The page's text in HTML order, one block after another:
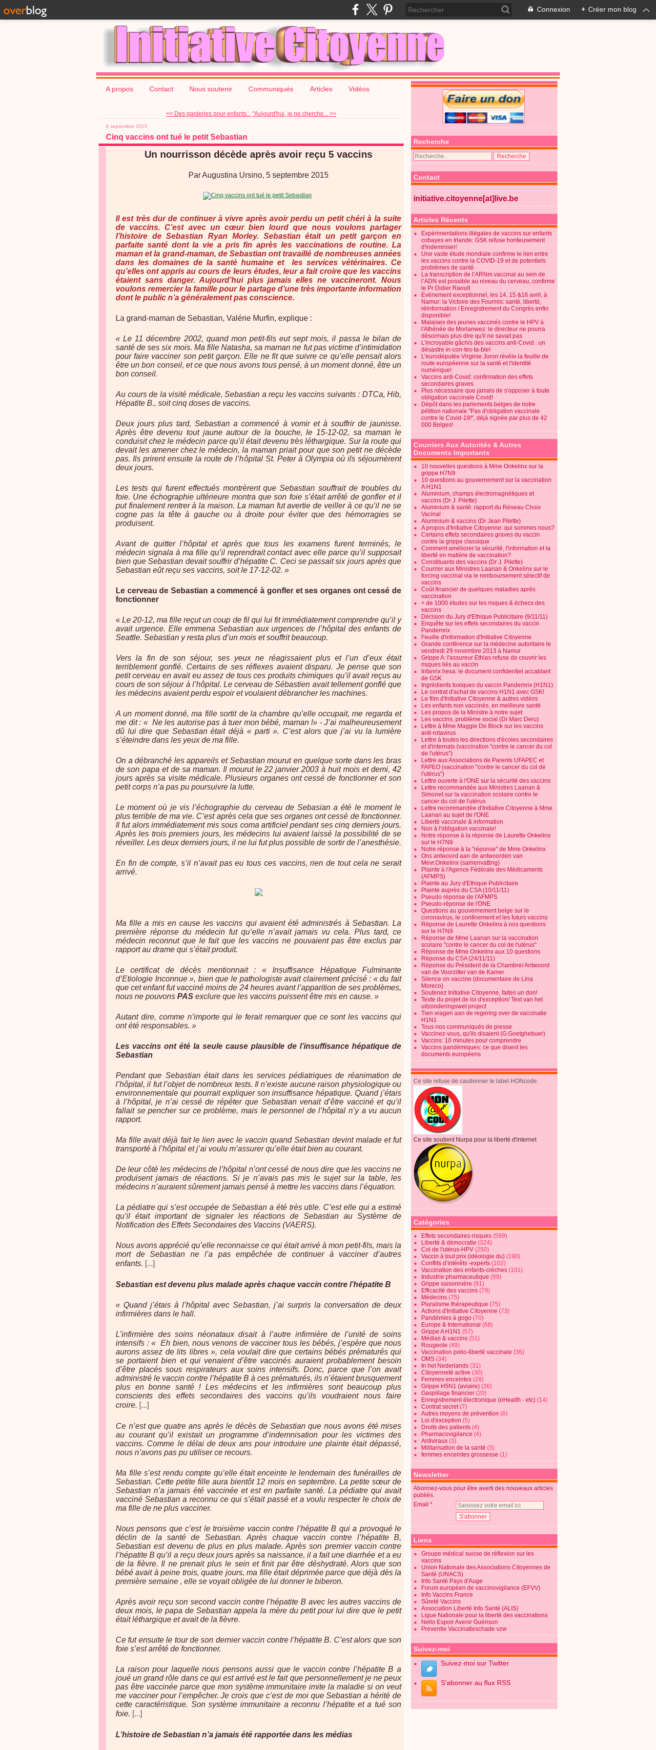
Connexion + Créer mon blog
A propos Contact Nous soutenir Communiqués Articles Vidéos
<< Des garderies pour enfants... "Aujourd'hui, je ne cherche... >>
6 septembre 2015
Cinq vaccins ont tué le petit Sebastian
Un nourrisson décède après avoir reçu 5 vaccins
Par Augustina Ursino, 5 septembre 2015
Il est très dur de continuer à vivre après avoir perdu un petit chéri à la suite
de vaccins. C’est avec un cœur bien lourd que nous voulons partager
l’histoire de Sebastian Ryan Morley. Sebastian était un petit garçon en
parfaite santé dont la vie a pris fin après les vaccinations de routine. La
maman et la grand-maman, de Sebastian ont travaillé de nombreuses années
dans les domaines de la santé humaine et les services vétérinaires. Ce
qu’elles ont appris au cours de leurs études, leur a fait croire que les vaccins
étaient sans danger. Aujourd’hui plus jamais elles ne vaccineront. Nous
voulons remercier la famille pour le partage d’une très importante information
dont le public n’a généralement pas conscience.
La grand-maman de Sebastian, Valérie Murfin, explique :
« Le 11 décembre 2002, quand mon petit-fils eut sept mois, il passa le bilan de
santé de ses six mois. Ma fille Natasha, sa maman ne fut pas victime d’intimidation
pour faire vacciner son petit garçon. Elle ne fit que suivre ce qu’elle pensait alors
être un bon conseil, et ce que nous avons tous pensé, à un moment donné, être un
bon conseil.
Au cours de la visité médicale, Sebastian a reçu les vaccins suivants : DTCa, Hib,
Hépatite B., soit cinq doses de vaccins.
Deux jours plus tard, Sebastian a commencé à vomir et à souffrir de jaunisse.
Après être devenu tout jaune autour de la bouche, le 15-12-02, sa maman le
conduisit chez le médecin parce qu’il était devenu très léthargique. Sur la route qui
devait les amener chez le médecin, la maman priait pour que son petit ne décède
pas. Ils prirent ensuite la route de l’hôpital St. Peter à Olympia où ils séjournèrent
deux jours.
Les tests qui furent effectués montrèrent que Sebastian souffrait de troubles du
foie. Une échographie ultérieure montra que son foie s’était arrêté de gonfler et il
put finalement rentrer à la maison. La maman fut avertie de veiller à ce qu’il ne se
cogne pas la tête à gauche ou à droite pour éviter que des hémorragies se
produisent.
Avant de quitter l’hôpital et après que tous les examens furent terminés, le
médecin signala à ma fille qu’il reprendrait contact avec elle parce qu’il supposait
bien que Sebastian devait souffrir d’hépatite C. Ceci se passait six jours après que
Sebastian eût reçu ses vaccins, soit le 17-12-02. »
Le cerveau de Sebastian a commencé à gonfler et ses organes ont cessé de
fonctionner
«Le 20-12, ma fille reçut un coup de fil qui lui fit immédiatement comprendre qu’il y
avait urgence. Elle emmena Sebastian aux urgences de l’hôpital des enfants de
Seattle. Sebastian y resta plus d’un mois et souffrit beaucoup.
Vers la fin de son séjour, ses yeux ne réagissaient plus et l’un d’eux était
terriblement gonflé. Certains de ses réflexes avaient disparu. Je pense que son
petit cerveau en avait eu assez de tous ces produits chimiques qu’il avait reçus au
cours de son séjour à l’hôpital. Le cerveau de Sébastien avait tellement gonflé que
les médecins avaient perdu espoir et voulaient débrancher les machines.
A un moment donné, ma fille sortit de la chambre qu’elle occupait, me regarda et
me dit : « Ne les autorise pas à tuer mon bébé, maman !» - J’ai malheureusement
dû lui dire que Sebastian était déjà « parti ». C’est alors que j’ai vu la lumière
s’éteindre dans les yeux de ma fille.
On a débranché les appareils et Sebastian mourut en quelque sorte dans les bras
de son papa et de sa maman. Il mourut le 22 janvier 2003 à huit mois et demi, 42
jours après sa visite médicale. Plusieurs organes ont cessé de fonctionner et son
petit corps n’a pas pu poursuivre la lutte.
Le moment où je vis l’échographie du cerveau de Sebasian a été le moment le
plus terrible de ma vie. C’est après cela que ses organes ont cessé de fonctionner.
Il fut alors immédiatement mis sous coma artificiel pendant ses cinq derniers jours.
Après les trois premiers jours, les médecins lui avaient laissé la possibilité de se
réveiller. Les deux derniers jours, il ne lui fut plus possible de sortir de l’anesthésie.
En fin de compte, s’il n’avait pas eu tous ces vaccins, rien de tout cela ne serait
arrivé.
Ma fille a mis en cause les vaccins qui avaient été administrés à Sebastian. La
première réponse du médecin fut qu’elle n’avait jamais vu cela. Plus tard, ce
médecin reconnut que le fait que les vaccins ne pouvaient pas être exclus par
rapport au drame qui s’était produit.
Le certificat de décès mentionnait : « Insuffisance Hépatique Fulminante
d’Etiologie Inconnue », bien que le pathologiste avait clairement précisé : « du fait
que cet enfant fut vacciné moins de 24 heures avant l’apparition de ses problèmes,
nous ne pouvons PAS exclure que les vaccins puissent être mis en cause. »
Autant dire, comme n’importe qui le ferait remarquer que ce sont les vaccins qui
ont été responsables. »
Les vaccins ont été la seule cause plausible de l’insuffisance hépatique de
Sebastian
Pendant que Sebastian était dans les services pédiatriques de réanimation de
l’hôpital, il fut l’objet de nombreux tests. Il n’existe aucune raison physiologique ou
environnementale qui pourrait expliquer son insuffisance hépatique. Quand j’étais
à l’hôpital, je n’ai cessé de répéter que Sebastian venait d’être vacciné et qu’il
fallait se pencher sur ce problème, mais le personnel de l’hôpital n’y a vu aucun
rapport.
Ma fille avait déjà fait le lien avec le vaccin quand Sebastian devint malade et fut
transporté à l’hôpital et j’ai voulu m’assurer qu’elle était bien au courant.
De leur côté les médecins de l’hôpital n’ont cessé de nous dire que les vaccins ne
produisent jamais de réactions. Si je n’avais pas mis le sujet sur la table, les
médecins n’auraient sûrement jamais pensé à mettre les vaccins dans l’équation.
La pédiatre qui s’est occupée de Sebastian a été très utile. C’est elle qui a estimé
qu’il était important de signaler les réactions de Sebastian au Système de
Notification des Effets Secondaires des Vaccins (VAERS).
Nous avons apprécié qu’elle reconnaisse ce qui était arrivé à mon petit-fils, mais la
mort de Sebastian ne l’a pas empêchée de continuer à vacciner d’autres
enfants. [...]
Sebastian est devenu plus malade après chaque vaccin contre l’hépatite B
« Quand j’étais à l’hôpital avec Sebastian, j’ai surpris la conversation de deux
infirmières dans le hall.
L’infirmière des soins néonataux disait à l’autre infirmière de l’unité de soins
intensifs : « Eh bien, nous venons de vacciner tous les bébés, j’espère que nous
aurons assez de lits libres », cela voulait dire que certains bébés prématurés qui
se portaient bien et qui venaient d’être vaccinés auraient probablement besoin
d’être placés sous respirateurs aux soins intensifs. Donc, parce que l’on avait
administré le vaccin contre l’hépatite B à ces prématurés, ils n’étaient brusquement
plus en bonne santé ! Les médecins et les infirmières sont beaucoup plus
conscients des effets secondaires des vaccins qu’ils voudraient nous faire
croire. [...]
Ce n’est que quatre ans après le décès de Sebastian que nous avons été mises
au courant qu’il existait un programme d’indemnisation pour les victimes des
vaccins. Comme le délai de deux ans pour introduire une plainte était dépassé,
nous n’avons pas pu utiliser ce recours.
Ma fille s’est rendu compte qu’elle était enceinte le lendemain des funérailles de
Sebastian. Cette petite fille aura bientôt 12 mois en septembre. La petite sœur de
Sebastian n’a jamais été vaccinée et est en parfaite santé. La pédiatre qui avait
vacciné Sebastian a reconnu ce qui s’était passé et a voulu respecter le choix de
ma fille de ne plus vacciner.
Nous pensons que c’est le troisième vaccin contre l’hépatite B qui a provoqué le
déclin de la santé de Sebastian. Après chaque vaccin contre l’hépatite B,
Sebastian est devenu de plus en plus malade. Après son premier vaccin contre
l’hépatite B qu’il a reçu deux jours après sa naissance, il a fait une diarrhée et a eu
de la fièvre. Il ne prenait plus le sein et finit par être déshydraté. Alors que son
bébé avait à peine trois, quatre jours, ma fille était déprimée parce que déjà dès la
première semaine , elle se voyait obligée de lui donner le biberon.
Après avoir reçu son second vaccin contre l’hépatite B avec les autres vaccins de
deux mois, le papa de Sebastian appela la mère du petit pour lui dire que le petit
était léthargique et avait de la fièvre.
Ce fut ensuite le tour de son dernier vaccin contre l’hépatite B. C’est alors que son
foie s’est arrêté de fonctionner.
La raison pour laquelle nous pensons aussi que le vaccin contre l’hépatite B a
joué un grand rôle dans ce qui est arrivé est le fait que personnellement je ne peux
pas être vaccinée parce que mon système immunitaire imite la maladie si on veut
me vacciner pour l’empêcher. Je crois que c’est de moi que Sebastian a hérité de
cette caractéristique. Son système immunitaire a reconnu l’hépatite et a tué son
foie. [...]
L’histoire de Sebastian n’a jamais été rapportée dans les médias
Recherche
Contact
initiative.citoyenne[at]live.be
Articles Récents
Expérimentations illégales de vaccins sur enfants
cobayes en Irlande: GSK refuse honteusement
d'indemniser!
Une vaste étude mondiale confirme le lien entre
les vaccins contre la COVID-19 et de potentiels
problèmes de santé
La transcription de l’ARNm vaccinal au sein de
l’ADN est possible au niveau du cerveau, confirme
le Pr Didier Raoult
Evénement exceptionnel, les 14, 15 &16 avril, à
Namur: la Victoire des Fourmis: santé, liberté,
réinformation / Enregistrement du Congrès enfin
disponible!
Malaises des jeunes vaccinés contre le HPV à
l'Athénée de Morlanwez: le directeur ne pourra
désormais plus dire qu'il ne savait pas
L'incroyable gâchis des vaccins anti-Covid : un
désastre in-con-tes-ta-ble!
L'eurodéputée Virginie Joron révèle la feuille de
route européenne sur la santé et l'identité
numérique!
Vaccins anti-Covid: confirmation des effets
secondaires graves
Plus nécessaire que jamais de s'opposer à toute
obligation vaccinale Covid!
Dépôt dans les parlements belges de notre
pétition nationale "Pas d'obligation vaccinale
contre le Covid-19!", déjà signée par plus de 42
000 Belges!
Courriers Aux Autorités & Autres
Documents Importants
10 nouvelles questions à Mme Onkelinx sur la
grippe H7N9
10 questions au gouvernement sur la vaccination
A H1N1
Aluminium, champs électromagnétiques et
vaccins (Dr J. Pilette)
Aluminium & santé: rapport du Réseau Choix
Vacinal
Aluminium & vaccins (Dr Jean Pilette)
A propos d'Initiative Citoyenne: qui sommes nous?
Certains effets secondaires graves du vaccin
contre la grippe classique
Comment améliorer la sécurité, l'information et la
liberté en matière de vaccination?
Constituants des vaccins (Dr J. Pilette)
Courrier aux Ministres Laanan & Onkelinx sur le
forcing vaccinal via le remboursement sélectif de
vaccins
Coût financier de quelques maladies après
vaccination
+ de 1000 études sur les risques & échecs des
vaccins
Décision du Jury d'Ethique Publicitaire (9/11/11)
Enquête sur les effets secondaires du vaccin
Pandemrix
Feuille d'information d'Initiative Citoyenne
Grande conférence sur la médecine autoritaire le
vendredi 29 novembre 2013 à Namur
Grippe A: l'assureur Ethias refuse de couvrir les
risques liés au vaccin
Infanrix hexa: le document confidentiel accablant
de GSK
Ingrédients toxiques du vaccin Pandemrix (H1N1)
Le contrat d'achat de vaccins H1N1 avec GSK!
Le film d'Initiative Citoyenne & autres vidéos
Les enfants non vaccinés, en meilleure santé
Les propos de la Ministre à notre sujet
Les vaccins, problème social (Dr Marc Deru)
Lettre à Mme Maggie De Block sur les vaccins
anti-rotavirus
Lettre à toutes les directions d'écoles secondaires
et d'internats (vaccination "contre le cancer du col
de l'utérus")
Lettre aux Associations de Parents UFAPEC et
FAPEO (vaccination "contre le cancer du col de
l'utérus")
Lettre ouverte à l'ONE sur la sécurité des vaccins
Lettre recommandée aux Ministres Laanan &
Simonet sur la vaccination scolaire contre le
cancer du col de l'utérus
Lettre recommandée d'Initiative Citoyenne à Mme
Laanan au sujet de l'ONE
Liberté vaccinale & information
Non à l'obligation vaccinale!
Notre réponse à la réponse de Laurette Onkelinx
sur le H7N9
Notre réponse à la "réponse" de Mme Onkelinx
Ons antwoord aan de antwoorden van
Mevr.Onkelinx (samenvatting)
Plainte à l'Agence Fédérale des Médicaments
(AFMPS)
Plainte au Jury d'Ethique Publicitaire
Plainte auprès du CSA (10/11/11)
Pseudo réponse de l'AFMPS
Pseudo-réponse de l'ONE
Questions au gouvernement belge sur le
coronavirus, le confinement et les futurs vaccins
Réponse de Laurette Onkelinx à nos questions
sur le H7N9
Réponse de Mme Laanan sur la vaccination
scolaire "contre le cancer du col de l'utérus"
Réponse de Mme Onkelinx aux 10 questions
Réponse du CSA (24/11/11)
Réponse du Président de la Chambre/ Antwoord
van de Voorzitter van de Kamer
Silence on vaccine (documentaire de Lina
Moreco)
Soutenez Initiative Citoyenne, faites un don!
Texte du projet de loi d'exception/ Text van het
uitzonderingswet project
Tien vragen aan de regering over de vaccinatie
H1N1
Tous nos communiqués de presse
Vaccinez-vous, qu'ils disaient (G.Goetghebuer)
Vaccins: 10 minutes pour comprendre
Vaccins pandémiques: ce que disent les
documents européens
Ce site refuse de cautionner le label HONcode.
Ce site soutient Nurpa pour la liberté d'internet
Catégories
Effets secondaires-risques (599)
Liberté & démocratie (324)
Col de l'utérus-HPV (250)
Vaccin à tout prix (idéologie du) (190)
Conflits d’intérêts -experts (102)
Vaccination des enfants-crèches (101)
Industrie pharmaceutique (99)
Grippe saisonnière (91)
Efficacité des vaccins (79)
Médecins (75)
Pluralisme thérapeutique (75)
Actions d'Initiative Citoyenne (73)
Pandémies à gogo (70)
Europe & International (68)
Grippe A H1N1 (57)
Médias & vaccins (51)
Rougeole (49)
Vaccination polio-liberté vaccinale (36)
OMS (34)
In het Nederlands (31)
Citoyenneté active (30)
Femmes enceintes (28)
Grippe H5N1 (aviaire) (26)
Gaspillage financier (20)
Enregistrement électronique (eHealth - etc) (14)
Contrat secret(7)
Autres moyens de prévention (6)
Loi d'exception (5)
Droits des patients (4)
Pharmacovigilance (4)
Antiviraux (3)
Militarisation de la santé (3)
femmes enceintes grossesse (1)
Newsletter
Abonnez-vous pour être averti des nouveaux articles
publiés.
Email
Liens
Groupe médical suisse de réflexion sur les
vaccins
Union Nationale des Associations Citoyennes de
Santé (UNACS)
Info Santé Pays d'Auge
Forum européen de vaccinovigilance (EFVV)
Info Vaccins France
Sûreté Vaccins
Association Liberté Info Santé (ALIS)
Ligue Nationale pour la liberté des vaccinations
Nello Espoir Avenir Guérison
Preventie Vaccinatieschade vzw
Suivez-moi
Suivez-moi sur Twitter
S'abonner au flux RSS